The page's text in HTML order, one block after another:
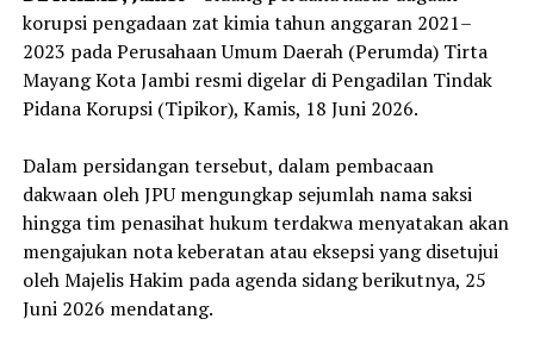
korupsi pengadaan zat kimia tahun anggaran 2021–
2023 pada Perusahaan Umum Daerah (Perumda) Tirta
Mayang Kota Jambi resmi digelar di Pengadilan Tindak
Pidana Korupsi (Tipikor), Kamis, 18 Juni 2026.
‎Dalam persidangan tersebut, dalam pembacaan
dakwaan oleh JPU mengungkap sejumlah nama saksi
hingga tim penasihat hukum terdakwa menyatakan akan
mengajukan nota keberatan atau eksepsi yang disetujui
oleh Majelis Hakim pada agenda sidang berikutnya, 25
Juni 2026 mendatang.